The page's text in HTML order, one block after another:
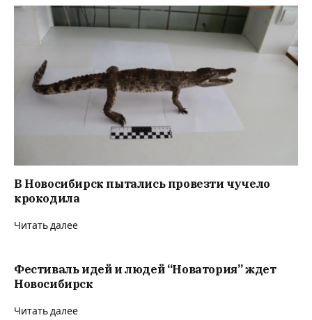
В Новосибирск пытались провезти чучело
крокодила
Читать далее
Фестиваль идей и людей “Новатория” ждет
Новосибирск
Читать далее